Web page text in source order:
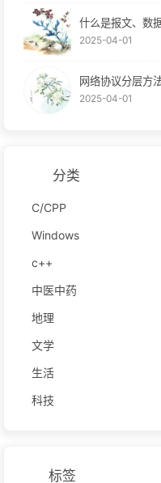
什么是报文、数
2025-04-01
网络协议分层方
2025-04-01
分类
C/CPP
Windows
c++
中医中药
地理
文学
生活
科技
标签